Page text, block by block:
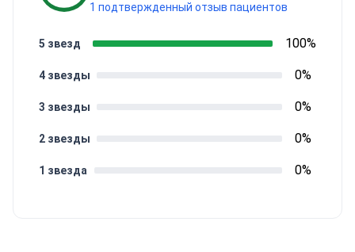
1 подтвержденный отзыв пациентов
1 звезда 0%
2 звезды 0%
3 звезды 0%
4 звезды 0%
5 звезд 100%